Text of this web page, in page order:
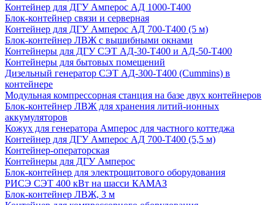
Контейнер для ДГУ Амперос АД 1000-Т400
Блок-контейнер связи и серверная
Контейнер для ДГУ Амперос АД 700-Т400 (5 м)
Блок-контейнер ЛВЖ с вышибными окнами
Контейнеры для ДГУ СЭТ АД-30-Т400 и АД-50-Т400
Контейнеры для бытовых помещений
Дизельный генератор СЭТ АД-300-Т400 (Cummins) в
контейнере
Модульная компрессорная станция на базе двух контейнеров
Блок-контейнер ЛВЖ для хранения литий-ионных
аккумуляторов
Кожух для генератора Амперос для частного коттеджа
Контейнер для ДГУ Амперос АД 700-Т400 (5,5 м)
Контейнер-операторская
Контейнеры для ДГУ Амперос
Блок-контейнер для электрощитового оборудования
РИСЭ СЭТ 400 кВт на шасси КАМАЗ
Блок-контейнер ЛВЖ, 3 м